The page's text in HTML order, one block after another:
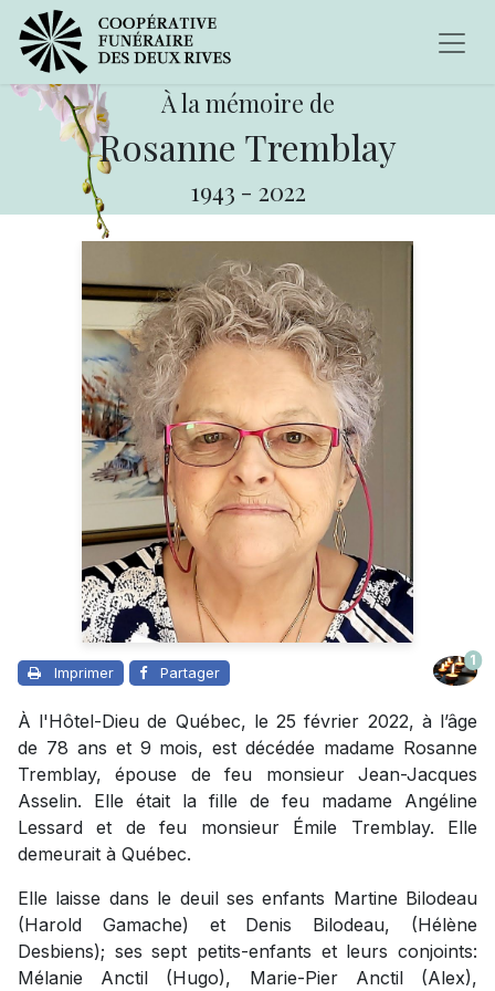
À la mémoire de
Rosanne Tremblay
1943 - 2022
Imprimer Partager
1
À l'Hôtel-Dieu de Québec, le 25 février 2022, à l’âge
de 78 ans et 9 mois, est décédée madame Rosanne
Tremblay, épouse de feu monsieur Jean-Jacques
Asselin. Elle était la fille de feu madame Angéline
Lessard et de feu monsieur Émile Tremblay. Elle
demeurait à Québec.
Elle laisse dans le deuil ses enfants Martine Bilodeau
(Harold Gamache) et Denis Bilodeau, (Hélène
Desbiens); ses sept petits-enfants et leurs conjoints:
Mélanie Anctil (Hugo), Marie-Pier Anctil (Alex),